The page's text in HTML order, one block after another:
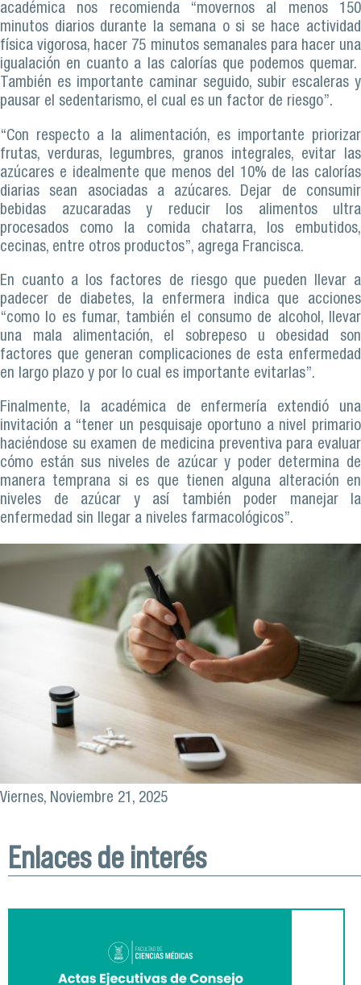
académica nos recomienda “movernos al menos 150
minutos diarios durante la semana o si se hace actividad
física vigorosa, hacer 75 minutos semanales para hacer una
igualación en cuanto a las calorías que podemos quemar.
También es importante caminar seguido, subir escaleras y
pausar el sedentarismo, el cual es un factor de riesgo”.
“Con respecto a la alimentación, es importante priorizar
frutas, verduras, legumbres, granos integrales, evitar las
azúcares e idealmente que menos del 10% de las calorías
diarias sean asociadas a azúcares. Dejar de consumir
bebidas azucaradas y reducir los alimentos ultra
procesados como la comida chatarra, los embutidos,
cecinas, entre otros productos”, agrega Francisca.
En cuanto a los factores de riesgo que pueden llevar a
padecer de diabetes, la enfermera indica que acciones
“como lo es fumar, también el consumo de alcohol, llevar
una mala alimentación, el sobrepeso u obesidad son
factores que generan complicaciones de esta enfermedad
en largo plazo y por lo cual es importante evitarlas”.
Finalmente, la académica de enfermería extendió una
invitación a “tener un pesquisaje oportuno a nivel primario
haciéndose su examen de medicina preventiva para evaluar
cómo están sus niveles de azúcar y poder determina de
manera temprana si es que tienen alguna alteración en
niveles de azúcar y así también poder manejar la
enfermedad sin llegar a niveles farmacológicos”.
Viernes, Noviembre 21, 2025
Enlaces de interés